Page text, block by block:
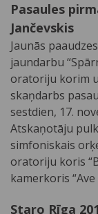
Pasaules
Jančevskis
Jaunās
jaundarbu
oratoriju korim
skaņdarbs
sestdien, 17.
Atskaņotāju
simfoniskais
oratoriju koris
kamerkoris
Staro Rīga